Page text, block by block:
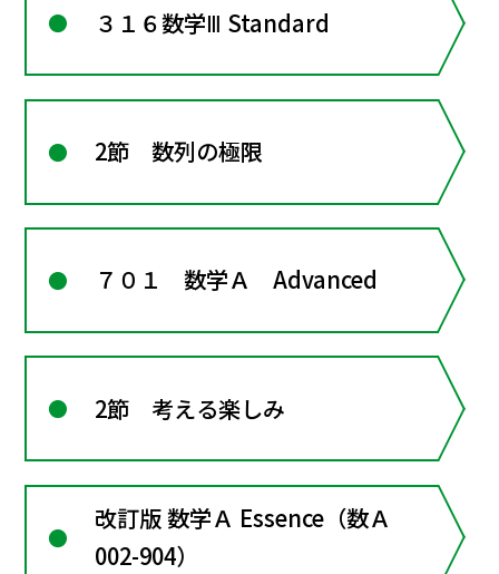
３１６数学Ⅲ Standard
2節 数列の極限
７０１ 数学Ａ Advanced
2節 考える楽しみ
改訂版 数学Ａ Essence（数Ａ
002-904）